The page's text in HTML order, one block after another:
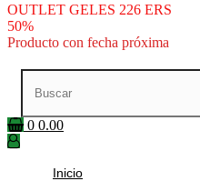
OUTLET GELES 226 ERS
50%
Producto con fecha próxima
0 0.00
Inicio